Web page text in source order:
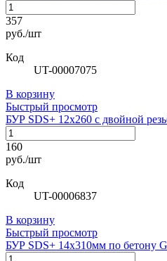
357
руб./шт
Код
UT-00007075
В корзину
Быстрый просмотр
БУР SDS+ 12х260 с двойной
160
руб./шт
Код
UT-00006837
В корзину
Быстрый просмотр
БУР SDS+ 14х310мм по бетону